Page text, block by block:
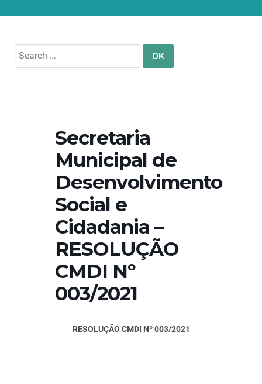
Search
for:
Secretaria
Municipal de
Desenvolvimento
Social e
Cidadania –
RESOLUÇÃO
CMDI Nº
003/2021
RESOLUÇÃO CMDI Nº 003/2021